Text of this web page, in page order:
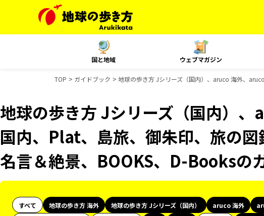
国と地域 ウェブマガジン
TOP ガイドブック 地球の歩き方 Jシリーズ（国内）、aruco 海外、
地球の歩き方 Jシリーズ（国内）
国内、Plat、島旅、御朱印、旅の図
名言＆絶景、BOOKS、D-Booksの
すべて 地球の歩き方 海外 地球の歩き方 Jシリーズ（国内） aruco 海外